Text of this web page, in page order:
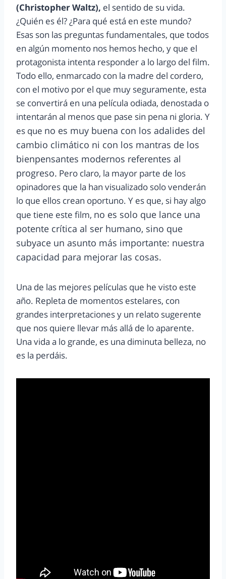
(Christopher Waltz), el sentido de su vida.
¿Quién es él? ¿Para qué está en este mundo?
Esas son las preguntas fundamentales, que todos
en algún momento nos hemos hecho, y que el
protagonista intenta responder a lo largo del film.
Todo ello, enmarcado con la madre del cordero,
con el motivo por el que muy seguramente, esta
se convertirá en una película odiada, denostada o
intentarán al menos que pase sin pena ni gloria. Y
es que no es muy buena con los adalides del
cambio climático ni con los mantras de los
bienpensantes modernos referentes al
progreso. Pero claro, la mayor parte de los
opinadores que la han visualizado solo venderán
lo que ellos crean oportuno. Y es que, si hay algo
que tiene este film, no es solo que lance una
potente crítica al ser humano, sino que
subyace un asunto más importante: nuestra
capacidad para mejorar las cosas.
Una de las mejores películas que he visto este
año. Repleta de momentos estelares, con
grandes interpretaciones y un relato sugerente
que nos quiere llevar más allá de lo aparente.
Una vida a lo grande, es una diminuta belleza, no
es la perdáis.